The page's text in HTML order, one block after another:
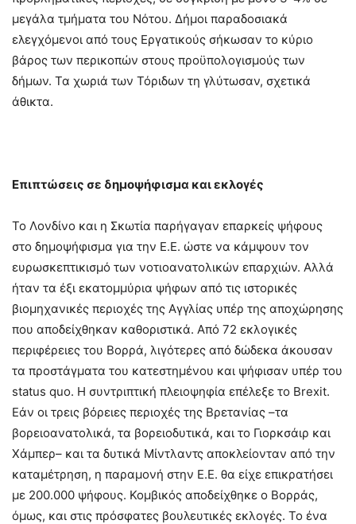
μεγάλα τμήματα του Νότου. Δήμοι παραδοσιακά
ελεγχόμενοι από τους Εργατικούς σήκωσαν το κύριο
βάρος των περικοπών στους προϋπολογισμούς των
δήμων. Τα χωριά των Τόριδων τη γλύτωσαν, σχετικά
άθικτα.
Επιπτώσεις σε δημοψήφισμα και εκλογές
Το Λονδίνο και η Σκωτία παρήγαγαν επαρκείς ψήφους
στο δημοψήφισμα για την Ε.Ε. ώστε να κάμψουν τον
ευρωσκεπτικισμό των νοτιοανατολικών επαρχιών. Αλλά
ήταν τα έξι εκατομμύρια ψήφων από τις ιστορικές
βιομηχανικές περιοχές της Αγγλίας υπέρ της αποχώρησης
που αποδείχθηκαν καθοριστικά. Από 72 εκλογικές
περιφέρειες του Βορρά, λιγότερες από δώδεκα άκουσαν
τα προστάγματα του κατεστημένου και ψήφισαν υπέρ του
status quo. Η συντριπτική πλειοψηφία επέλεξε το Brexit.
Εάν οι τρεις βόρειες περιοχές της Βρετανίας –τα
βορειοανατολικά, τα βορειοδυτικά, και το Γιορκσάιρ και
Χάμπερ– και τα δυτικά Μίντλαντς αποκλείονταν από την
καταμέτρηση, η παραμονή στην Ε.Ε. θα είχε επικρατήσει
με 200.000 ψήφους. Κομβικός αποδείχθηκε ο Βορράς,
όμως, και στις πρόσφατες βουλευτικές εκλογές. Το ένα